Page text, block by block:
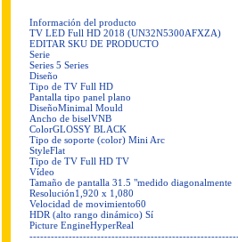
Información del producto
TV LED Full HD 2018 (UN32N5300AFXZA)
EDITAR SKU DE PRODUCTO
Serie
Series 5 Series
Diseño
Tipo de TV Full HD
Pantalla tipo panel plano
DiseñoMinimal Mould
Ancho de biselVNB
ColorGLOSSY BLACK
Tipo de soporte (color) Mini Arc
StyleFlat
Tipo de TV Full HD TV
Vídeo
Tamaño de pantalla 31.5 "medido diagonalmente
Resolución1,920 x 1,080
Velocidad de movimiento60
HDR (alto rango dinámico) Sí
Picture EngineHyperReal